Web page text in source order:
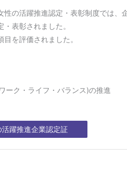
性の活躍推進認定・表彰制度では、
表彰されました。
を評価されました。
ーク・ライフ・バランス)の推進
躍推進企業認定証